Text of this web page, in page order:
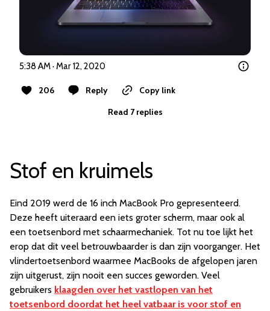
5:38 AM · Mar 12, 2020
206 Reply
Copy link
Read 7 replies
Stof en kruimels
Eind 2019 werd de 16 inch MacBook Pro gepresenteerd.
Deze heeft uiteraard een iets groter scherm, maar ook al
een toetsenbord met schaarmechaniek. Tot nu toe lijkt het
erop dat dit veel betrouwbaarder is dan zijn voorganger. Het
vlindertoetsenbord waarmee MacBooks de afgelopen jaren
zijn uitgerust, zijn nooit een succes geworden. Veel
gebruikers klaagden over het vastlopen van het
toetsenbord doordat het heel vatbaar is voor stof en